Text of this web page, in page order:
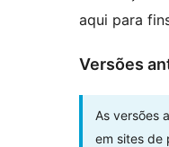
aqui para
Versões
As versões
em sites de